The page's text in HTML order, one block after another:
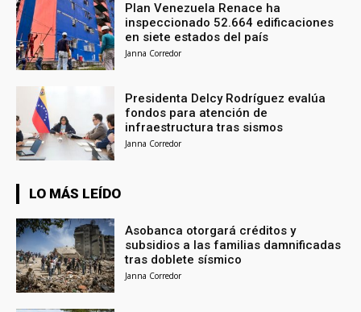
Plan Venezuela Renace ha
inspeccionado 52.664 edificaciones
en siete estados del país
Janna Corredor
Presidenta Delcy Rodríguez evalúa
fondos para atención de
infraestructura tras sismos
Janna Corredor
LO MÁS LEÍDO
Asobanca otorgará créditos y
subsidios a las familias damnificadas
tras doblete sísmico
Janna Corredor